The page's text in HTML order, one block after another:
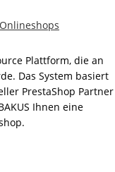
Plattform, die an
Das System basiert
PrestaShop Partner
Ihnen eine